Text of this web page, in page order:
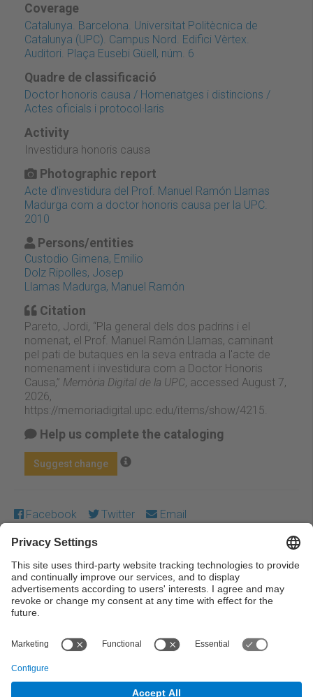
Coverage
Catalunya. Barcelona. Universitat Politècnica de
Catalunya (UPC). Campus Nord. Edifici Vèrtex.
Auditori. Plaça Eusebi Güell, núm. 6
Quadre de classificació
Doctor honoris causa / Homenatges i distincions /
Actes oficials i protocol·laris
Activity
Investidura honoris causa
Photographic report
Acte d'investidura del Prof. Manuel Ramón Llamas
Madurga com a doctor honoris causa per la UPC.
2010
Persons/entities
Custodio Gimena, Emilio
Dolz Ripolles, Josep
Llamas Madurga, Manuel Ramón
Citation
Pareto, Jordi, “Pla general dels dos padrins i el
nomenat, el Prof. Manuel Ramón Llamas, caminant
pel pati de butaques en la seva entrada a l'acte de
nomenament i investidura com a Doctor Honoris
Causa,” Memòria Digital de la UPC, accessed August 7,
2026,
https://memoriadigital.upc.edu/items/show/4215
Help us complete the cataloging
Suggest change
Facebook Twitter Email
Except where otherwise noted, content on this work is
licensed under a Creative Commons license:Attribution-
NonCommercial-NoDerivs 3.0 Spain